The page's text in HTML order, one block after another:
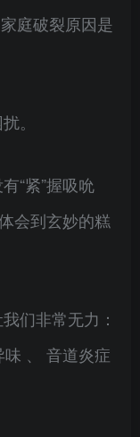
庭破裂原因是
。
“紧”握吸吮
会到玄妙的糕
们非常无力：
、 音道炎症